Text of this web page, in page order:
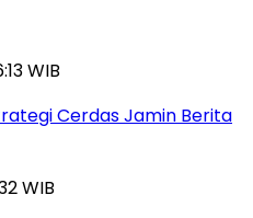
WIB
Cerdas Jamin Berita
WIB